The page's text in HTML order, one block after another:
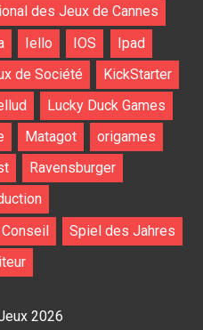
des Jeux de Cannes
Iello IOS
Ipad
de Société
KickStarter
Lucky Duck Games
Matagot
origames
Ravensburger
Spiel des Jahres
2026